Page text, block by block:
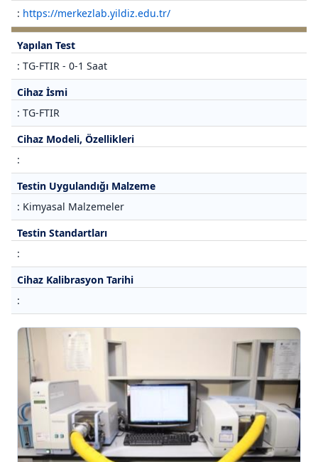
: https://merkezlab.yildiz.edu.tr/
Yapılan Test
: TG-FTIR - 0-1 Saat
Cihaz İsmi
: TG-FTIR
Cihaz Modeli, Özellikleri
:
Testin Uygulandığı Malzeme
: Kimyasal Malzemeler
Testin Standartları
:
Cihaz Kalibrasyon Tarihi
: